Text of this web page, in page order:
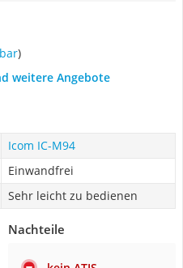
)
weitere Angebote
Icom IC-M94
Einwandfrei
Sehr leicht zu bedienen
Nachteile